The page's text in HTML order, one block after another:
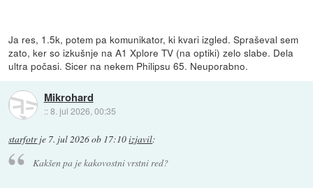
Ja res, 1.5k, potem pa komunikator, ki kvari izgled. Spraševal sem
zato, ker so izkušnje na A1 Xplore TV (na optiki) zelo slabe. Dela
ultra počasi. Sicer na nekem Philipsu 65. Neuporabno.
Mikrohard
::8. jul 2026, 00:35
starfotrje 7. jul 2026 ob 17:10izjavil:
Kakšen pa je kakovostni vrstni red?